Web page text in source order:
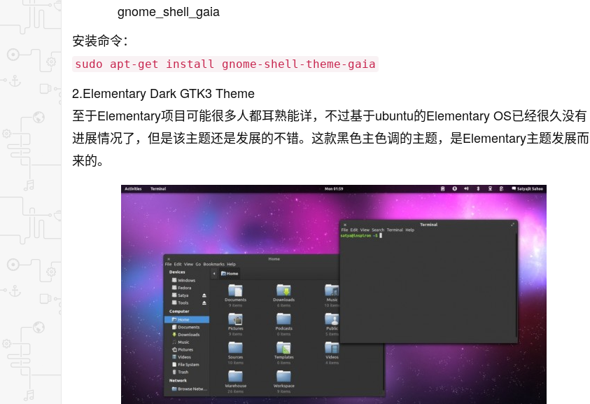
gnome_shell_gaia
安装命令：
sudo apt-get install gnome-shell-theme-gaia
2.Elementary Dark GTK3 Theme
至于Elementary项目可能很多人都耳熟能详，不过基于ubuntu的Elementary OS已经很久没有
进展情况了，但是该主题还是发展的不错。这款黑色主色调的主题，是Elementary主题发展而
来的。